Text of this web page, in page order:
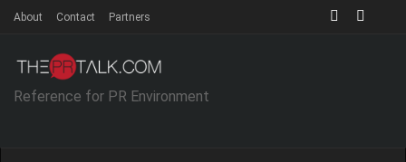
About Contact Partners
Reference for PR Environment